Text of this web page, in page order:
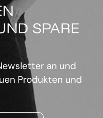
SPARE
an und
Produkten und